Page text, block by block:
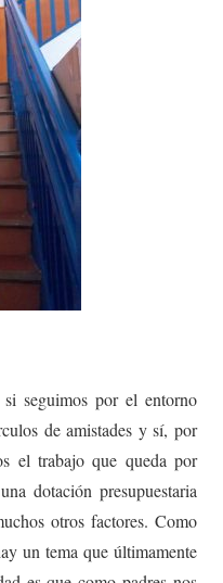
seguimos por el entorno
de amistades y sí, por
el trabajo que queda por
dotación presupuestaria
otros factores. Como
un tema que últimamente